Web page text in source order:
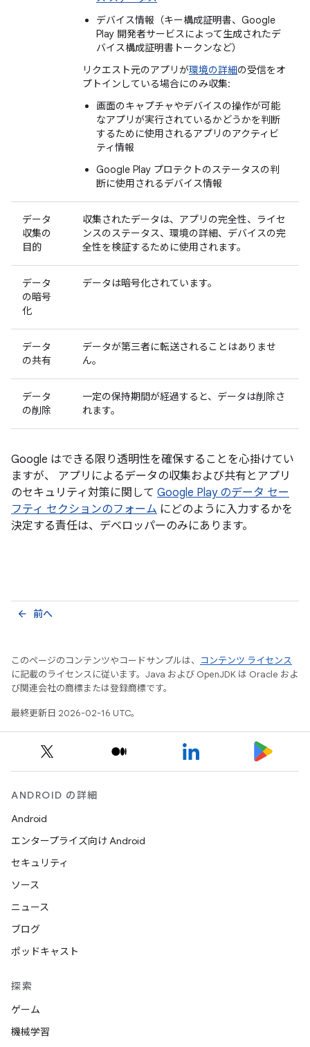
デバイス情報（キー構成証明書、Google
Play 開発者サービスによって生成されたデ
バイス構成証明書トークンなど）
リクエスト元のアプリが環境の詳細の受信をオ
プトインしている場合にのみ収集:
画面のキャプチャやデバイスの操作が可能
なアプリが実行されているかどうかを判断
するために使用されるアプリのアクティビ
ティ情報
Google Play プロテクトのステータスの判
断に使用されるデバイス情報
データ
収集の
目的
収集されたデータは、アプリの完全性、ライセ
ンスのステータス、環境の詳細、デバイスの完
全性を検証するために使用されます。
データ
の暗号
化
データは暗号化されています。
データ
の共有
データが第三者に転送されることはありませ
ん。
データ
の削除
一定の保持期間が経過すると、データは削除さ
れます。
Google はできる限り透明性を確保することを心掛けてい
ますが、 アプリによるデータの収集および共有とアプリ
のセキュリティ対策に関して Google Play のデータ セー
フティ セクションのフォーム にどのように入力するかを
決定する責任は、デベロッパーのみにあります。
前へ
arrow_back
このページのコンテンツやコードサンプルは、
コンテンツ ライセンス
に記載のライセンスに従います。Java および OpenJDK は Oracle およ
び関連会社の商標または登録商標です。
最終更新日 2026-02-16 UTC。
ANDROID の詳細
Android
エンタープライズ向け Android
セキュリティ
ソース
ニュース
ブログ
ポッドキャスト
探索
ゲーム
機械学習